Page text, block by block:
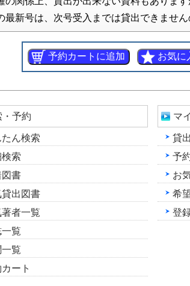
新号は、次号受入までは貸出できません
・予約
ん検索
索
図書
貸出図書
著者一覧
覧
覧
ート
マ
貸
予
お
希
登